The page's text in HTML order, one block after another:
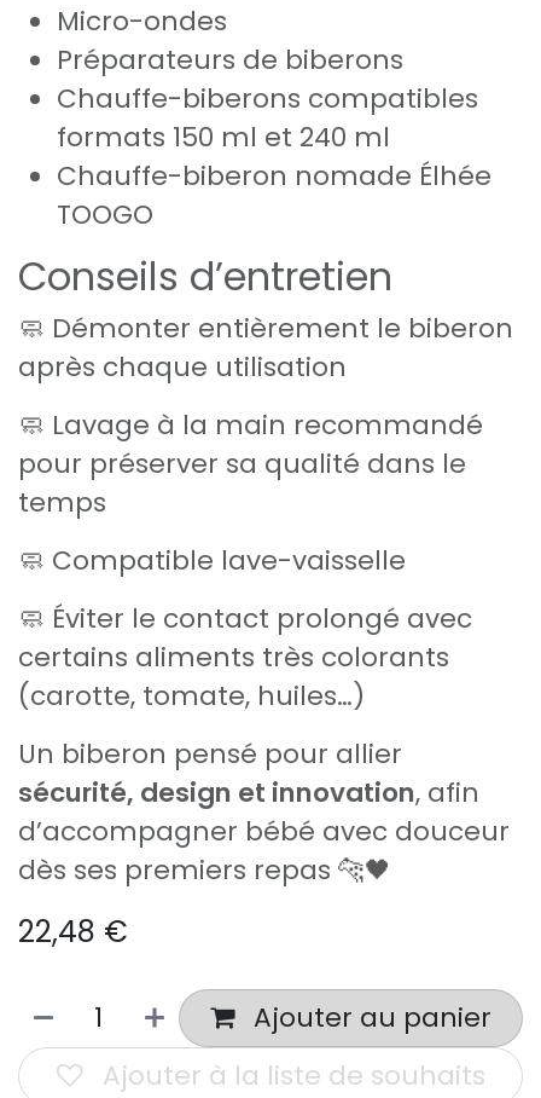
Micro-ondes
Préparateurs de biberons
Chauffe-biberons compatibles
formats 150 ml et 240 ml
Chauffe-biberon nomade Élhée
TOOGO
Conseils d’entretien
🧼 Démonter entièrement le biberon
après chaque utilisation
🧼 Lavage à la main recommandé
pour préserver sa qualité dans le
temps
🧼 Compatible lave-vaisselle
🧼 Éviter le contact prolongé avec
certains aliments très colorants
(carotte, tomate, huiles…)
Un biberon pensé pour allier
sécurité, design et innovation, afin
d’accompagner bébé avec douceur
dès ses premiers repas 🐆🖤
22,48 €
Ajouter au panier
Ajouter à la liste de souhaits